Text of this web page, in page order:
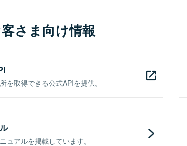
さま向け情報
を取得できる公式APIを提供。
ュアルを掲載しています。